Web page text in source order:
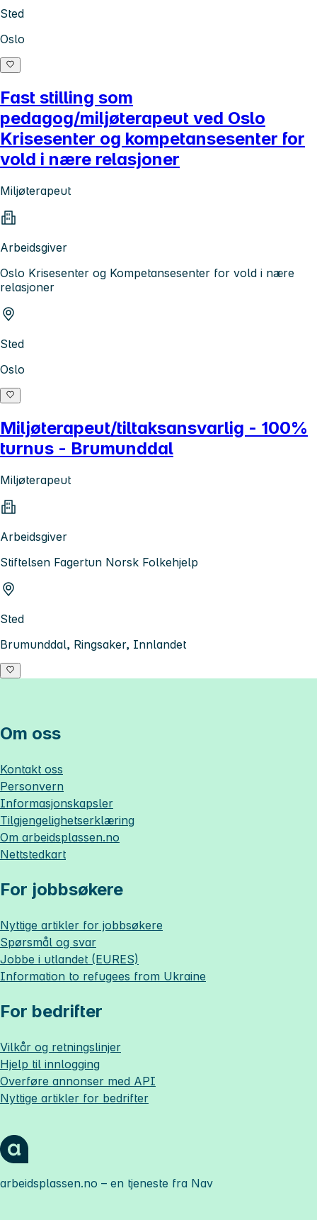
Sted
Oslo
Fast stilling som
pedagog/miljøterapeut ved Oslo
Krisesenter og kompetansesenter for
vold i nære relasjoner
Miljøterapeut
Arbeidsgiver
Oslo Krisesenter og Kompetansesenter for vold i nære
relasjoner
Sted
Oslo
Miljøterapeut/tiltaksansvarlig - 100%
turnus - Brumunddal
Miljøterapeut
Arbeidsgiver
Stiftelsen Fagertun Norsk Folkehjelp
Sted
Brumunddal, Ringsaker, Innlandet
Om oss
Kontakt oss
Personvern
Informasjonskapsler
Tilgjengelighetserklæring
Om arbeidsplassen.no
Nettstedkart
For jobbsøkere
Nyttige artikler for jobbsøkere
Spørsmål og svar
Jobbe i utlandet (EURES)
Information to refugees from Ukraine
For bedrifter
Vilkår og retningslinjer
Hjelp til innlogging
Overføre annonser med API
Nyttige artikler for bedrifter
arbeidsplassen.no – en tjeneste fra Nav